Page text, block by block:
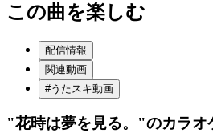
この曲を楽しむ
配信情報
関連動画
#うたスキ動画
"花時は夢を見る。"のカラオ